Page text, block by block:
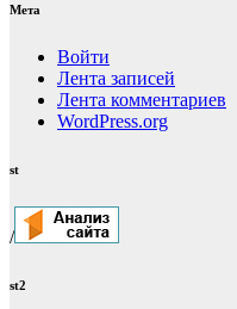
Мета
Войти
Лента записей
Лента комментариев
WordPress.org
st
/
st2